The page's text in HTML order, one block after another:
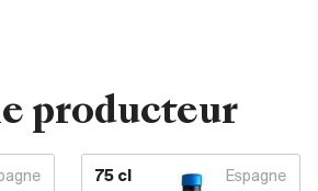
producteur
75 cl
Espagne